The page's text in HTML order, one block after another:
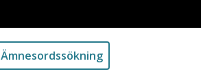
Ämnesordssökning